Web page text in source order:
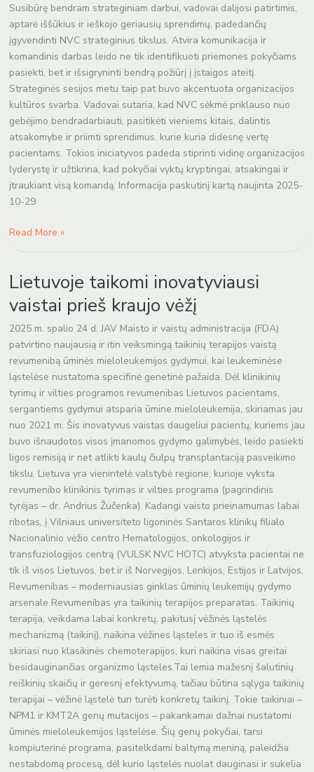
Susibūrę bendram strateginiam darbui, vadovai dalijosi patirtimis,
aptarė iššūkius ir ieškojo geriausių sprendimų, padedančių
įgyvendinti NVC strateginius tikslus. Atvira komunikacija ir
komandinis darbas leido ne tik identifikuoti priemones pokyčiams
pasiekti, bet ir išsigryninti bendrą požiūrį į įstaigos ateitį.
Strateginės sesijos metu taip pat buvo akcentuota organizacijos
kultūros svarba. Vadovai sutaria, kad NVC sėkmė priklauso nuo
gebėjimo bendradarbiauti, pasitikėti vieniems kitais, dalintis
atsakomybe ir priimti sprendimus, kurie kuria didesnę vertę
pacientams. Tokios iniciatyvos padeda stiprinti vidinę organizacijos
lyderystę ir užtikrina, kad pokyčiai vyktų kryptingai, atsakingai ir
įtraukiant visą komandą. Informacija paskutinį kartą naujinta 2025-
10-29
Read More »
Lietuvoje taikomi inovatyviausi
vaistai prieš kraujo vėžį
2025 m. spalio 24 d. JAV Maisto ir vaistų administracija (FDA)
patvirtino naujausią ir itin veiksmingą taikinių terapijos vaistą
revumenibą ūminės mieloleukemijos gydymui, kai leukeminėse
ląstelėse nustatoma specifinė genetinė pažaida. Dėl klinikinių
tyrimų ir vilties programos revumenibas Lietuvos pacientams,
sergantiems gydymui atsparia ūmine mieloleukemija, skiriamas jau
nuo 2021 m. Šis inovatyvus vaistas daugeliui pacientų, kuriems jau
buvo išnaudotos visos įmanomos gydymo galimybės, leido pasiekti
ligos remisiją ir net atlikti kaulų čiulpų transplantaciją pasveikimo
tikslu. Lietuva yra vienintelė valstybė regione, kurioje vyksta
revumenibo klinikinis tyrimas ir vilties programa (pagrindinis
tyrėjas – dr. Andrius Žučenka). Kadangi vaisto prieinamumas labai
ribotas, į Vilniaus universiteto ligoninės Santaros klinikų filialo
Nacionalinio vėžio centro Hematologijos, onkologijos ir
transfuziologijos centrą (VULSK NVC HOTC) atvyksta pacientai ne
tik iš visos Lietuvos, bet ir iš Norvegijos, Lenkijos, Estijos ir Latvijos.
Revumenibas – moderniausias ginklas ūminių leukemijų gydymo
arsenale Revumenibas yra taikinių terapijos preparatas. Taikinių
terapija, veikdama labai konkretų, pakitusį vėžinės ląstelės
mechanizmą (taikinį), naikina vėžines ląsteles ir tuo iš esmės
skiriasi nuo klasikinės chemoterapijos, kuri naikina visas greitai
besidauginančias organizmo ląsteles.Tai lemia mažesnį šalutinių
reiškinių skaičių ir geresnį efektyvumą, tačiau būtina sąlyga taikinių
terapijai – vėžinė ląstelė turi turėti konkretų taikinį. Tokie taikiniai –
NPM1 ir KMT2A genų mutacijos – pakankamai dažnai nustatomi
ūminės mieloleukemijos ląstelėse. Šių genų pokyčiai, tarsi
kompiuterinė programa, pasitelkdami baltymą meniną, paleidžia
nestabdomą procesą, dėl kurio ląstelės nuolat dauginasi ir sukelia
taikomi
inovatyviausi
vaistai
prieš
kraujo
vėžį